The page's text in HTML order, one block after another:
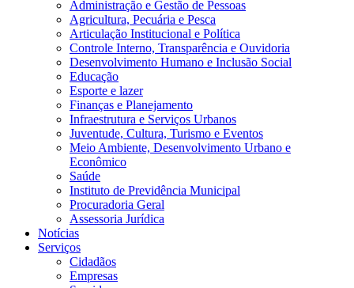
Administração e Gestão de Pessoas
Agricultura, Pecuária e Pesca
Articulação Institucional e Política
Controle Interno, Transparência e Ouvidoria
Desenvolvimento Humano e Inclusão Social
Educação
Esporte e lazer
Finanças e Planejamento
Infraestrutura e Serviços Urbanos
Juventude, Cultura, Turismo e Eventos
Meio Ambiente, Desenvolvimento Urbano e
Econômico
Saúde
Instituto de Previdência Municipal
Procuradoria Geral
Assessoria Jurídica
Notícias
Serviços
Cidadãos
Empresas